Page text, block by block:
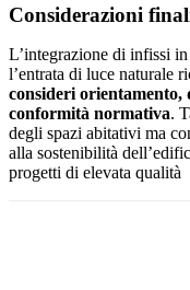
Considerazioni
L’integrazione di infissi
l’entrata di luce naturale
consideri orientamento,
conformità normativa.
degli spazi abitativi ma
alla sostenibilità
progetti di elevata qualità